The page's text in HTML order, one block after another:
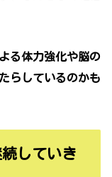
る体力強化や脳の
らしているのかも
していき